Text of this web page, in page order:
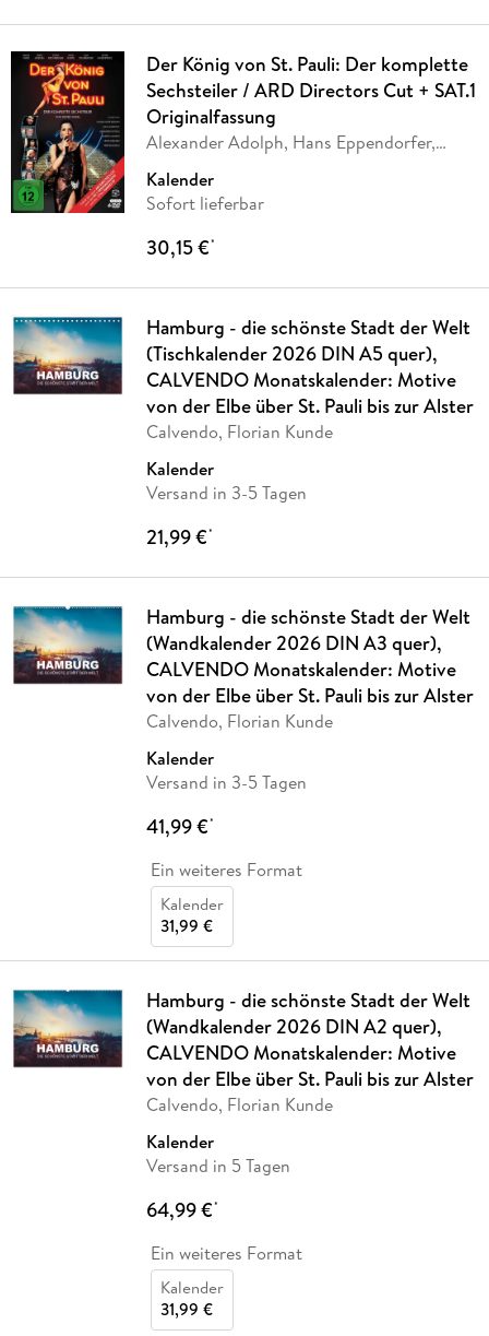
Der König von St. Pauli: Der komplette
Sechsteiler / ARD Directors Cut + SAT.1
Originalfassung
Alexander Adolph, Hans Eppendorfer,
Kalender
Sofort lieferbar
30,15 €*
Hamburg - die schönste Stadt der Welt
(Tischkalender 2026 DIN A5 quer),
CALVENDO Monatskalender: Motive
von der Elbe über St. Pauli bis zur Alster
Calvendo, Florian Kunde
Kalender
Versand in 3-5 Tagen
21,99 €*
Hamburg - die schönste Stadt der Welt
(Wandkalender 2026 DIN A3 quer),
CALVENDO Monatskalender: Motive
von der Elbe über St. Pauli bis zur Alster
Calvendo, Florian Kunde
Kalender
Versand in 3-5 Tagen
41,99 €*
Ein weiteres Format
Kalender
31,99 €
Hamburg - die schönste Stadt der Welt
(Wandkalender 2026 DIN A2 quer),
CALVENDO Monatskalender: Motive
von der Elbe über St. Pauli bis zur Alster
Calvendo, Florian Kunde
Kalender
Versand in 5 Tagen
64,99 €*
Ein weiteres Format
Kalender
31,99 €